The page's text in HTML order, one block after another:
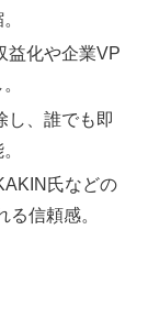
益化や企業VP
し、誰でも即
氏などの
る信頼感。